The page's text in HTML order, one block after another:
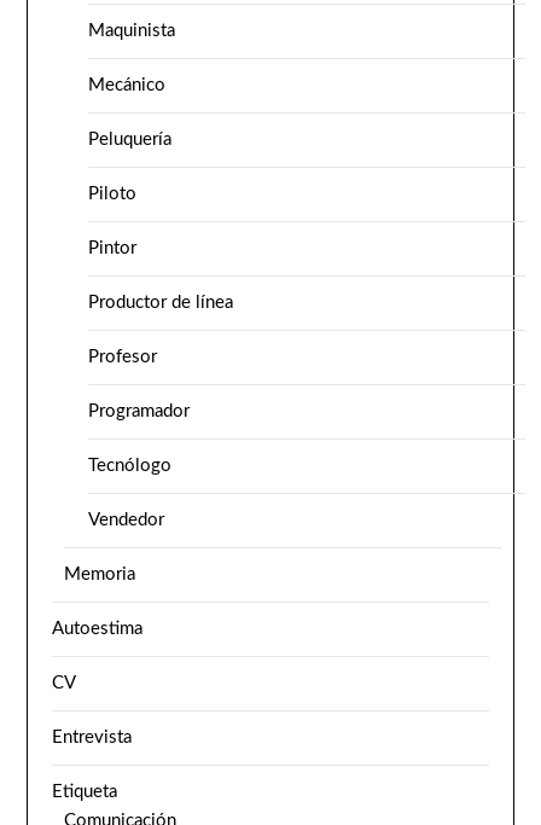
Maquinista
Mecánico
Peluquería
Piloto
Pintor
Productor de línea
Profesor
Programador
Tecnólogo
Vendedor
Memoria
Autoestima
CV
Entrevista
Etiqueta
Comunicación